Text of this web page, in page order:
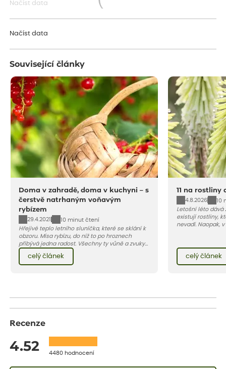
Načíst data
Načíst data
Související články
Doma v zahradě, doma v kuchyni – s
čerstvě natrhaným voňavým
rybízem
29.4.2021
10 minut čtení
Hřejivé teplo letního sluníčka, které se sklání k
obzoru. Mísa rybízu, do níž to po hroznech
přibývá jedna radost. Všechny ty vůně a zvuky
vnese neuvěřitelný klid a radost. A taky trochu
bezstarostnosti dětství při mlsání babiččina
celý článek
11 na rostliny
4.8.2026
10
Letošní léto dává
existují rostliny,
nevadí. Naopak,
horké a suché
Pojďme se
celý článek
Recenze
4.52 4480 hodnocení